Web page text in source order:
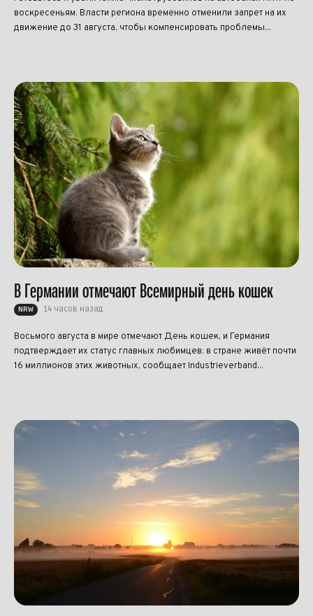
воскресеньям. Власти региона временно отменили запрет на их
движение до 31 августа, чтобы компенсировать проблемы...
В Германии отмечают Всемирный день кошек
NRW 14 часов назад
Восьмого августа в мире отмечают День кошек, и Германия
подтверждает их статус главных любимцев: в стране живёт почти
16 миллионов этих животных, сообщает Industrieverband...